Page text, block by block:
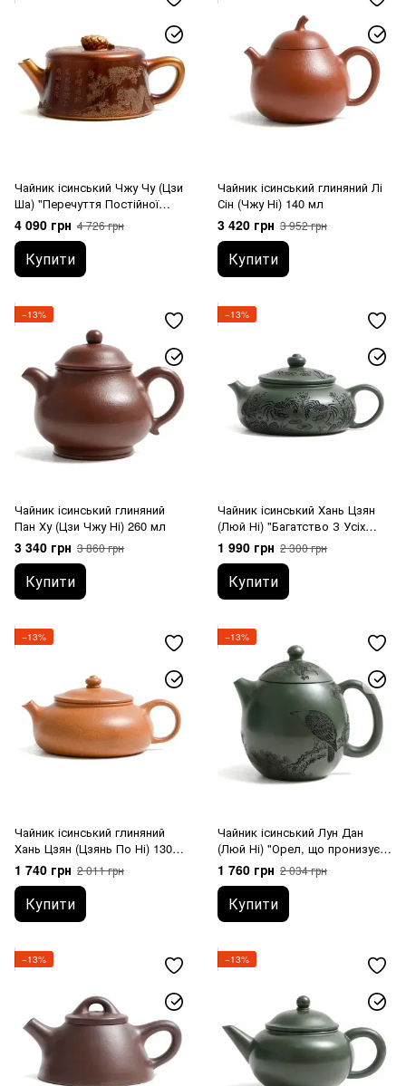
Чайник ісинський Чжу Чу (Цзи
Ша) "Перечуття Постійної
Радості" 280 мл
4 090 грн 4 726 грн
Купити
Чайник ісинський глиняний Лі
Сін (Чжу Ні) 140 мл
3 420 грн 3 952 грн
Купити
−13%
Чайник ісинський глиняний
Пан Ху (Цзи Чжу Ні) 260 мл
3 340 грн 3 860 грн
Купити
−13%
Чайник ісинський Хань Цзян
(Люй Ні) "Багатство З Усіх
Восьми Сторін" 160 мл
1 990 грн 2 300 грн
Купити
−13%
Чайник ісинський глиняний
Хань Цзян (Цзянь По Ні) 130
мл
1 740 грн 2 011 грн
Купити
−13%
Чайник ісинський Лун Дан
(Люй Ні) "Орел, що пронизує
Небо" 170 мл
1 760 грн 2 034 грн
Купити
−13% −13%